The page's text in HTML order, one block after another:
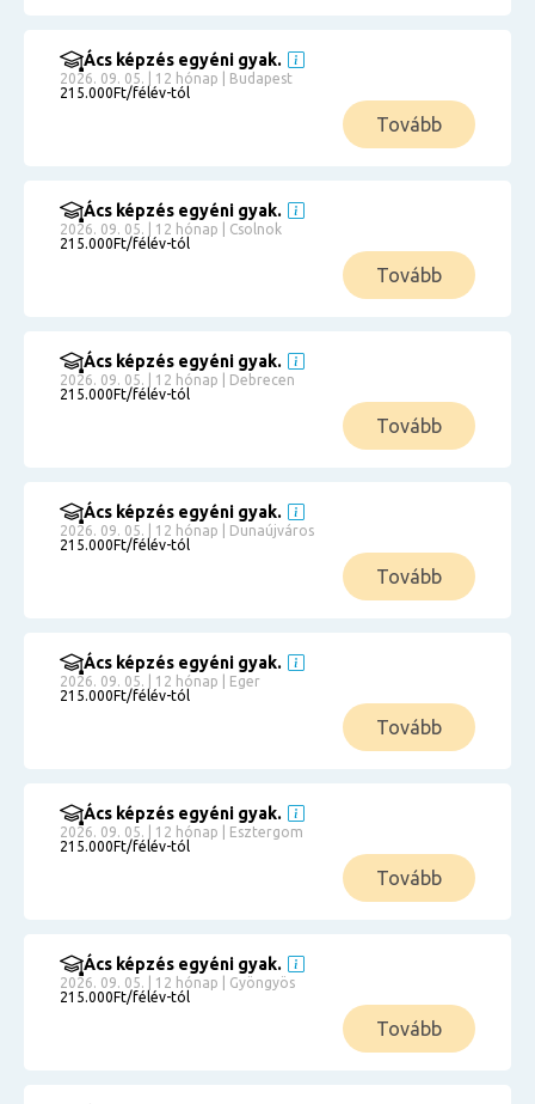
Ács képzés egyéni gyak.
2026. 09. 05. | 12 hónap | Budapest
215.000Ft/félév-tól
Tovább
Ács képzés egyéni gyak.
2026. 09. 05. | 12 hónap | Csolnok
215.000Ft/félév-tól
Tovább
Ács képzés egyéni gyak.
2026. 09. 05. | 12 hónap | Debrecen
215.000Ft/félév-tól
Tovább
Ács képzés egyéni gyak.
2026. 09. 05. | 12 hónap | Dunaújváros
215.000Ft/félév-tól
Tovább
Ács képzés egyéni gyak.
2026. 09. 05. | 12 hónap | Eger
215.000Ft/félév-tól
Tovább
Ács képzés egyéni gyak.
2026. 09. 05. | 12 hónap | Esztergom
215.000Ft/félév-tól
Tovább
Ács képzés egyéni gyak.
2026. 09. 05. | 12 hónap | Gyöngyös
215.000Ft/félév-tól
Tovább